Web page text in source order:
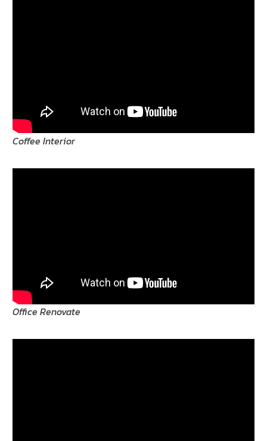
Coffee Interior
Office Renovate